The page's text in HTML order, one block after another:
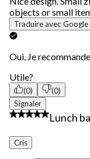
objects or small
Traduire avec Google
Oui, Je
Utile?
(0)
(0)
Signaler
4 étoile(s)
Lunch
Cris